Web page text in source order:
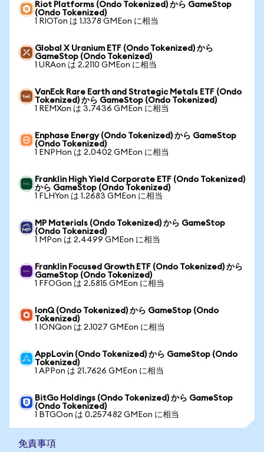
Riot Platforms (Ondo Tokenized) から GameStop
(Ondo Tokenized)
1 RIOTon は 1.1378 GMEon に相当
Global X Uranium ETF (Ondo Tokenized) から
GameStop (Ondo Tokenized)
1 URAon は 2.2110 GMEon に相当
VanEck Rare Earth and Strategic Metals ETF (Ondo
Tokenized) から GameStop (Ondo Tokenized)
1 REMXon は 3.7436 GMEon に相当
Enphase Energy (Ondo Tokenized) から GameStop
(Ondo Tokenized)
1 ENPHon は 2.0402 GMEon に相当
Franklin High Yield Corporate ETF (Ondo Tokenized)
から GameStop (Ondo Tokenized)
1 FLHYon は 1.2683 GMEon に相当
MP Materials (Ondo Tokenized) から GameStop
(Ondo Tokenized)
1 MPon は 2.4499 GMEon に相当
Franklin Focused Growth ETF (Ondo Tokenized) から
GameStop (Ondo Tokenized)
1 FFOGon は 2.5815 GMEon に相当
IonQ (Ondo Tokenized) から GameStop (Ondo
Tokenized)
1 IONQon は 2.1027 GMEon に相当
AppLovin (Ondo Tokenized) から GameStop (Ondo
Tokenized)
1 APPon は 21.7626 GMEon に相当
BitGo Holdings (Ondo Tokenized) から GameStop
(Ondo Tokenized)
1 BTGOon は 0.257482 GMEon に相当
免責事項